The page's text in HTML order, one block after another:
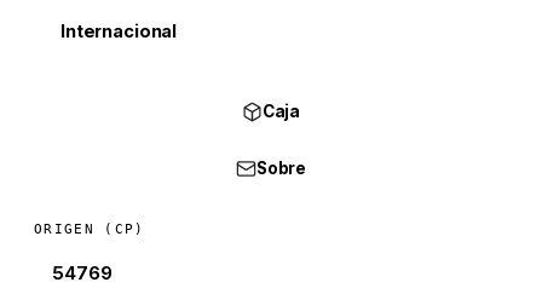
Internacional
Caja
Sobre
ORIGEN (CP)